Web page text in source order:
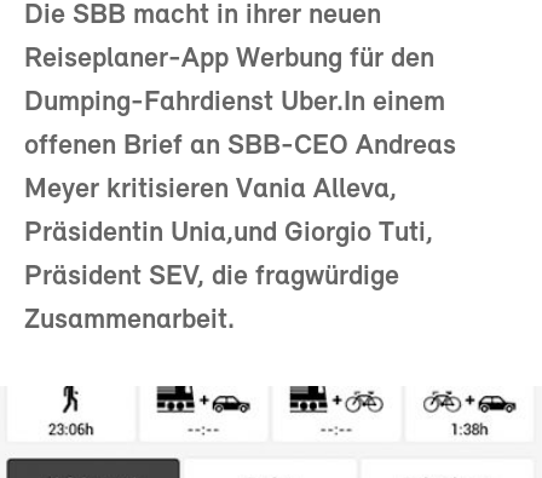
Die SBB macht in ihrer neuen
Reiseplaner-App Werbung für den
Dumping-Fahrdienst Uber.In einem
offenen Brief an SBB-CEO Andreas
Meyer kritisieren Vania Alleva,
Präsidentin Unia,und Giorgio Tuti,
Präsident SEV, die fragwürdige
Zusammenarbeit.